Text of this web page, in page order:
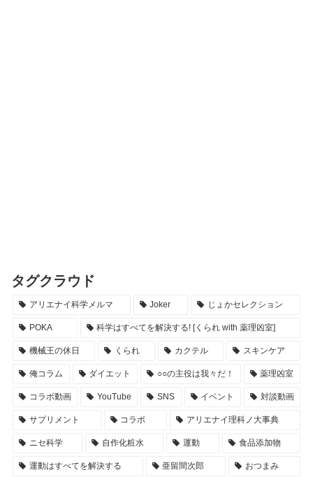
タグクラウド
アリエナイ科学メルマ Joker じょかセレクション
POKA 科学はすべてを解決する! [くられ with 薬理凶室]
機械王の休日 くられ カクテル スキンケア
俺コラム ダイエット ○○の主役は我々だ！ 薬理凶室
コラボ動画 YouTube SNS イベント 対談動画
サプリメント コラボ アリエナイ理科ノ大事典
ニセ科学 自作化粧水 運動 食品添加物
運動はすべてを解決する 亜留間次郎 おつまみ